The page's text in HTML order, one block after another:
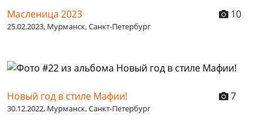
Масленица 2023 10
25.02.2023, Мурманск, Санкт-Петербург
Новый год в стиле Мафии! 7
30.12.2022, Мурманск, Санкт-Петербург